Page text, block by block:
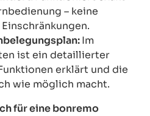
– keine
Im
ist ein detaillierter
erklärt und die
wie möglich macht.
für eine bonremo